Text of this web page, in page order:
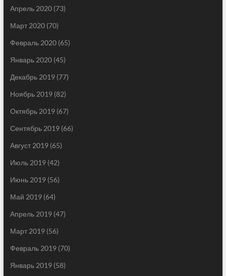
Апрель 2020(73)
Март 2020(70)
Февраль 2020(65)
Январь 2020(45)
Декабрь 2019(77)
Ноябрь 2019(82)
Октябрь 2019(67)
Сентябрь 2019(66)
Август 2019(65)
Июль 2019(42)
Июнь 2019(56)
Май 2019(64)
Апрель 2019(47)
Март 2019(56)
Февраль 2019(70)
Январь 2019(58)